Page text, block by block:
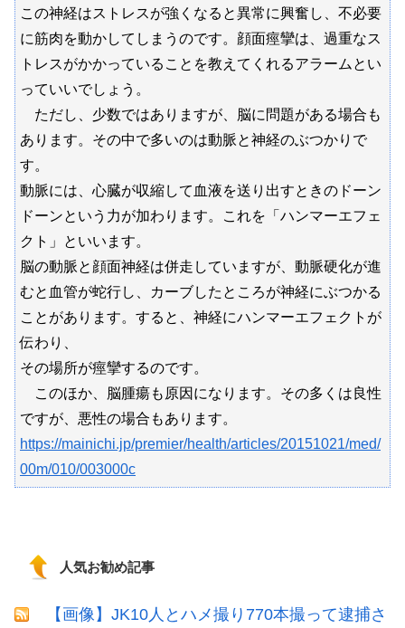
この神経はストレスが強くなると異常に興奮し、不必要
に筋肉を動かしてしまうのです。顔面痙攣は、過重なス
トレスがかかっていることを教えてくれるアラームとい
っていいでしょう。
ただし、少数ではありますが、脳に問題がある場合も
あります。その中で多いのは動脈と神経のぶつかりで
す。
動脈には、心臓が収縮して血液を送り出すときのドーン
ドーンという力が加わります。これを「ハンマーエフェ
クト」といいます。
脳の動脈と顔面神経は併走していますが、動脈硬化が進
むと血管が蛇行し、カーブしたところが神経にぶつかる
ことがあります。すると、神経にハンマーエフェクトが
伝わり、
その場所が痙攣するのです。
このほか、脳腫瘍も原因になります。その多くは良性
ですが、悪性の場合もあります。
https://mainichi.jp/premier/health/articles/20151021/med/
00m/010/003000c
人気お勧め記事
【画像】JK10人とハメ撮り770本撮って逮捕さ